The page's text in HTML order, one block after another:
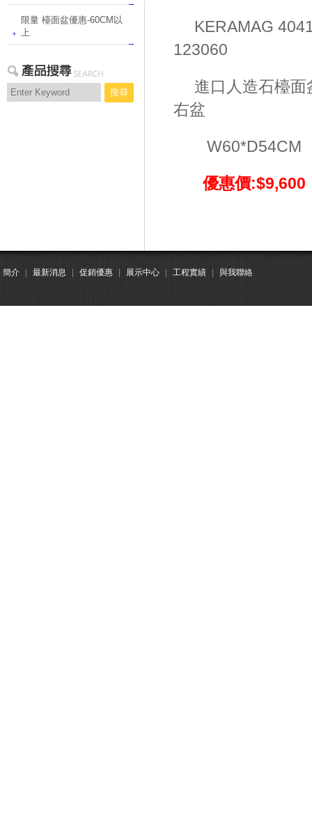
限量 檯面盆優惠-60CM以
上
搜尋
KERAMAG
123060
進口人造石
右盆
優惠價
簡介 最新消息 促銷優惠 展示中心 工程實績 與我聯絡